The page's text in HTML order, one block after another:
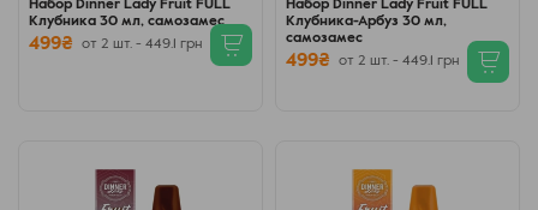
Набор Dinner Lady Fruit FULL
Клубника 30 мл, самозамес
499₴ от 2 шт. - 449.1 грн
Набор Dinner Lady Fruit FULL
Клубника-Арбуз 30 мл,
самозамес
499₴ от 2 шт. - 449.1 грн